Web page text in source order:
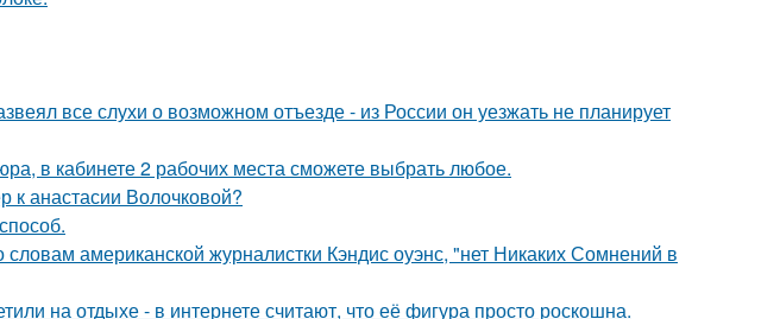
все слухи о возможном отъезде - из России он уезжать не планирует
в кабинете 2 рабочих места сможете выбрать любое.
к анастасии Волочковой?
американской журналистки Кэндис оуэнс, "нет Никаких Сомнений в
на отдыхе - в интернете считают, что её фигура просто роскошна.